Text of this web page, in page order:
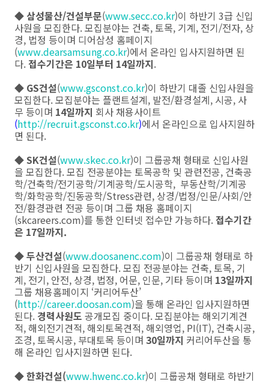
◆ 삼성물산/건설부문(www.secc.co.kr)이 하반기 3급 신입
사원을 모집한다. 모집분야는 건축, 토목, 기계, 전기/전자, 상
경, 법정 등이며 디어삼성 홈페이지
(www.dearsamsung.co.kr)에서 온라인 입사지원하면 된
다.접수기간은 10일부터 14일까지.
◆ GS건설(www.gsconst.co.kr)이 하반기 대졸 신입사원을
모집한다. 모집분야는 플랜트설계, 발전/환경설계, 시공, 사
무 등이며 14일까지 회사 채용사이트
(http://recruit.gsconst.co.kr)에서 온라인으로 입사지원하
면 된다.
◆SK건설(www.skec.co.kr)이 그룹공채 형태로 신입사원
을 모집한다. 모집 전공분야는 토목공학 및 관련전공, 건축공
학/건축학/전기공학/기계공학/도시공학, 부동산학/기계공
학/화학공학/진동공학/Stress관련, 상경/법정/인문/사회/안
전/환경관련 전공 등이며 그룹 채용 홈페이지
(skcareers.com)를 통한 인터넷 접수만 가능하다.접수기간
은 17일까지.
◆두산건설(www.doosanenc.com)이 그룹공채 형태로 하
반기 신입사원을 모집한다. 모집 전공분야는 건축, 토목, 기
계, 전기, 안전, 상경, 법정, 어문, 인문, 기타 등이며 13일까지
그룹 채용홈페이지 ‘커리어두산’
(http://career.doosan.com)을 통해 온라인 입사지원하면
된다. 경력사원도 공개모집 중이다. 모집분야는 해외기계견
적, 해외전기견적, 해외토목견적, 해외영업, PI(IT), 건축시공,
조경, 토목시공, 부대토목 등이며 30일까지 커리어두산을 통
해 온라인 입사지원하면 된다.
◆한화건설(www.hwenc.co.kr)이 그룹공채 형태로 하반기